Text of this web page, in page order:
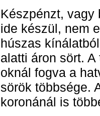
Készpénzt, vagy
ide készül, nem
húszas
alatti áron sört.
oknál fogva a
sörök többsége.
koronánál is